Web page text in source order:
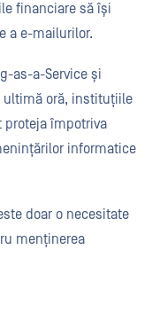
financiare să își
a e-mailurilor.
as-a-Service și
ultimă oră, instituțiile
proteja împotriva
informatice
doar o necesitate
menținerea